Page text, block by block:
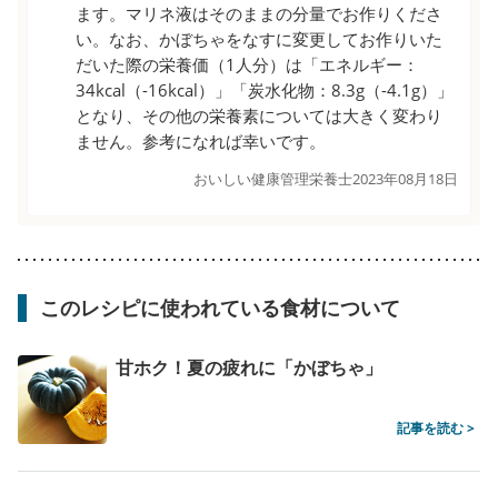
ます。マリネ液はそのままの分量でお作りくださ
い。なお、かぼちゃをなすに変更してお作りいた
だいた際の栄養価（1人分）は「エネルギー：
34kcal（-16kcal）」「炭水化物：8.3g（-4.1g）」
となり、その他の栄養素については大きく変わり
ません。参考になれば幸いです。
おいしい健康管理栄養士2023年08月18日
このレシピに使われている食材について
甘ホク！夏の疲れに「かぼちゃ」
記事を読む >